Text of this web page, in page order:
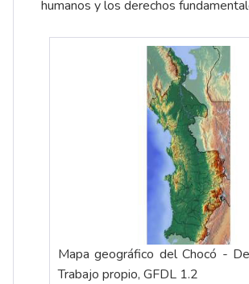
humanos y los derechos
Mapa geográfico del Chocó -
Trabajo propio, GFDL 1.2